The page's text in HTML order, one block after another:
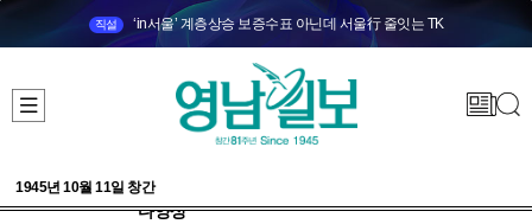
직설 ‘in서울’ 계층상승 보증수표 아닌데 서울行 줄잇는 TK
1945년 10월 11일 창간
다양성